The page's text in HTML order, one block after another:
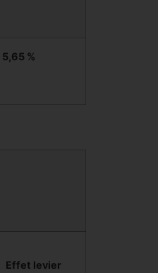
5,65 %
Effet levier